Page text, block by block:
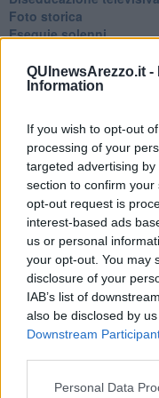
QUInewsArezzo.it -
Information
If you wish to opt-out
processing of your
targeted advertising
section to confirm
opt-out request is
interest-based ads
us or personal
your opt-out. You may
disclosure of your
IAB’s list of
also be disclosed by
Downstream
Personal Data
Foto storica
Esequie solenni
Teste calde
Non avere e non essere
Da Capodanno a
Schizzi di fango
Sor-riso amaro
Fine anno al ristorante
La festa di Capodanno
Natale 2024
Re e regnanti
A noi interessa il dito
Come rubare allo stato
Una performance
Il compagno
​Io (allo specchio)
Tramonto
Il giorno dei saldi